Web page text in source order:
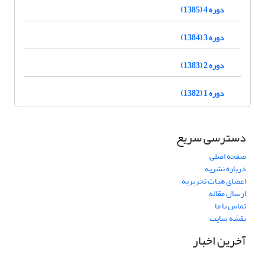
دوره 4 (1385)
دوره 3 (1384)
دوره 2 (1383)
دوره 1 (1382)
دسترسی سریع
صفحه اصلی
درباره نشریه
اعضای هیات تحریریه
ارسال مقاله
تماس با ما
نقشه سایت
آخرین اخبار